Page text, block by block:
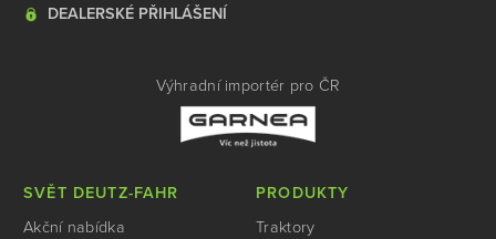
DEALERSKÉ PŘIHLÁŠENÍ
Výhradní importér pro ČR
SVĚT DEUTZ-FAHR
Akční nabídka
PRODUKTY
Traktory